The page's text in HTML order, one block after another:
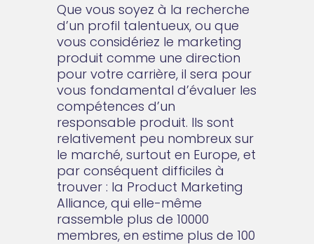
Que vous soyez à la recherche
d’un profil talentueux, ou que
vous considériez le marketing
produit comme une direction
pour votre carrière, il sera pour
vous fondamental d’évaluer les
compétences d’un
responsable produit. Ils sont
relativement peu nombreux sur
le marché, surtout en Europe, et
par conséquent difficiles à
trouver : la Product Marketing
Alliance, qui elle-même
rassemble plus de 10000
membres, en estime plus de 100